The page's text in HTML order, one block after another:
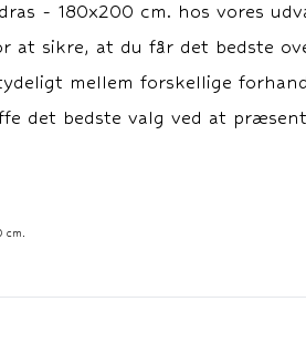
- 180x200 cm. hos vores
at sikre, at du får det bedste
mellem forskellige
det bedste valg ved at
cm.